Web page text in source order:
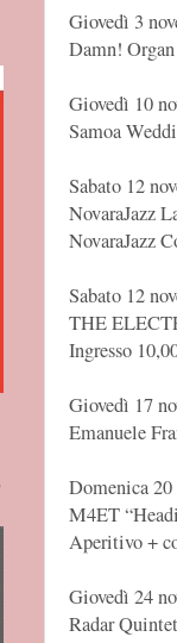
Giovedì 3
Damn!
Giovedì 10
Samoa
Sabato 12
NovaraJazz
NovaraJazz
Sabato 12
THE
Ingresso
Giovedì 17
Emanuele
Domenica
M4ET
Aperitivo +
Giovedì 24
Radar Quintet